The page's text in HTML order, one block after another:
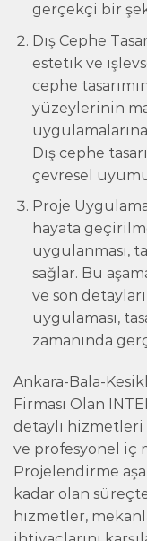
gerçekçi bir
Dış Cephe
estetik ve
cephe
yüzeylerinin
Dış cephe
çevresel
Proje
hayata
uygulanması,
sağlar. Bu
ve son
uygulaması,
zamanında
Ankara-Bala-
Firması Olan
detaylı hizmetleri
ve profesyonel iç
Projelendirme
kadar olan
hizmetler,